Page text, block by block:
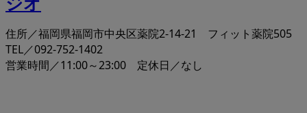
住所／福岡県福岡市中央区薬院2-14-21 フィット薬院505
TEL／092-752-1402
営業時間／11:00～23:00 定休日／なし